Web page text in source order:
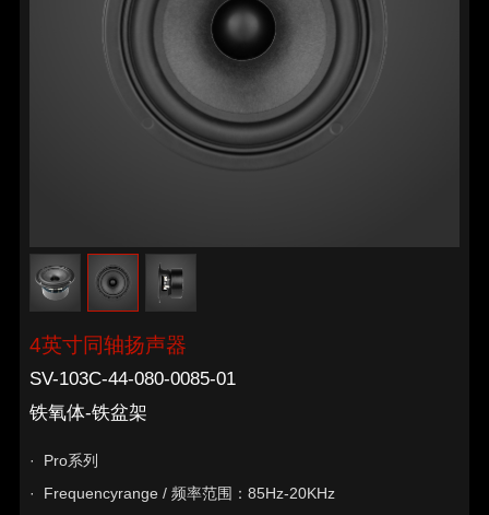
4英寸同轴扬声器
SV-103C-44-080-0085-01
铁氧体-铁盆架
· Pro系列
· Frequencyrange / 频率范围：85Hz-20KHz